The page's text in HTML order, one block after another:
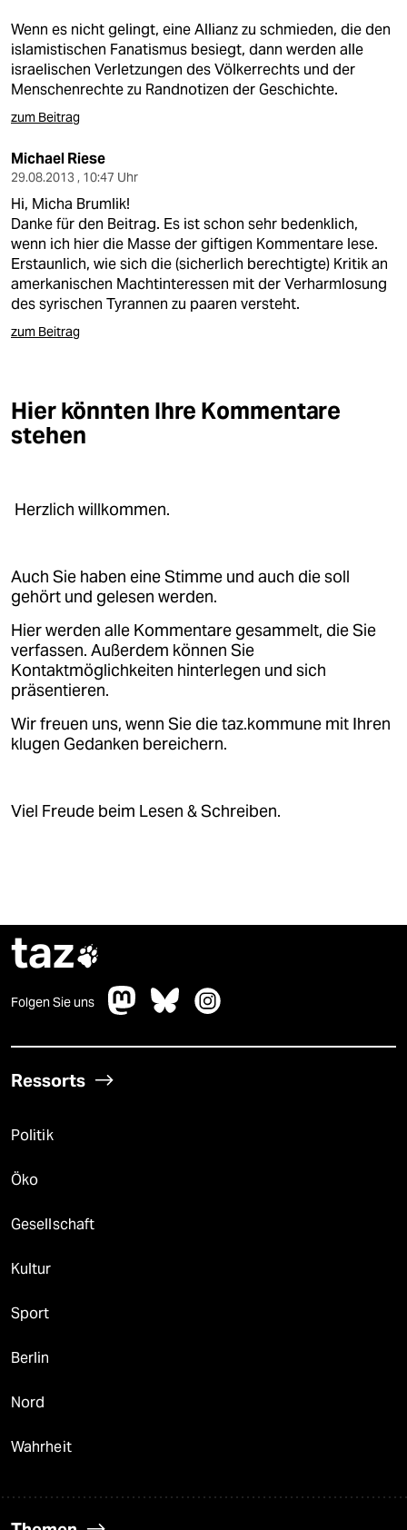
Wenn es nicht gelingt, eine Allianz zu schmieden, die den
islamistischen Fanatismus besiegt, dann werden alle
israelischen Verletzungen des Völkerrechts und der
Menschenrechte zu Randnotizen der Geschichte.
zum Beitrag
Michael Riese
29.08.2013 , 10:47 Uhr
Hi, Micha Brumlik!
Danke für den Beitrag. Es ist schon sehr bedenklich,
wenn ich hier die Masse der giftigen Kommentare lese.
Erstaunlich, wie sich die (sicherlich berechtigte) Kritik an
amerkanischen Machtinteressen mit der Verharmlosung
des syrischen Tyrannen zu paaren versteht.
zum Beitrag
Hier könnten Ihre Kommentare
stehen
Herzlich willkommen.
Auch Sie haben eine Stimme und auch die soll
gehört und gelesen werden.
Hier werden alle Kommentare gesammelt, die Sie
verfassen. Außerdem können Sie
Kontaktmöglichkeiten hinterlegen und sich
präsentieren.
Wir freuen uns, wenn Sie die taz.kommune mit Ihren
klugen Gedanken bereichern.
Viel Freude beim Lesen & Schreiben.
taz
Folgen Sie uns
Ressorts
Politik
Öko
Gesellschaft
Kultur
Sport
Berlin
Nord
Wahrheit